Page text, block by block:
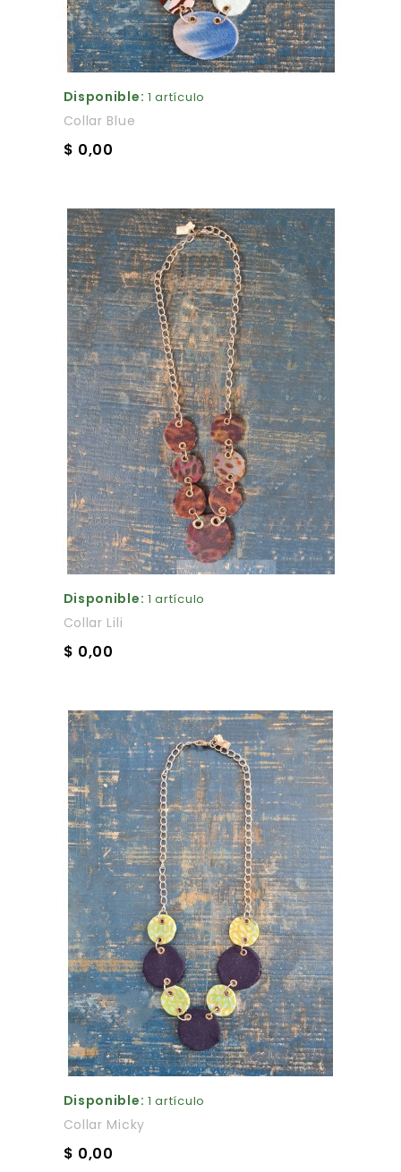
Disponible: 1 artículo
Collar Blue
$ 0,00
Disponible: 1 artículo
Collar Lili
$ 0,00
Disponible: 1 artículo
Collar Micky
$ 0,00